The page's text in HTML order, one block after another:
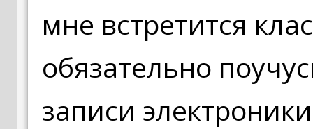
мне встретится
обязательно
записи